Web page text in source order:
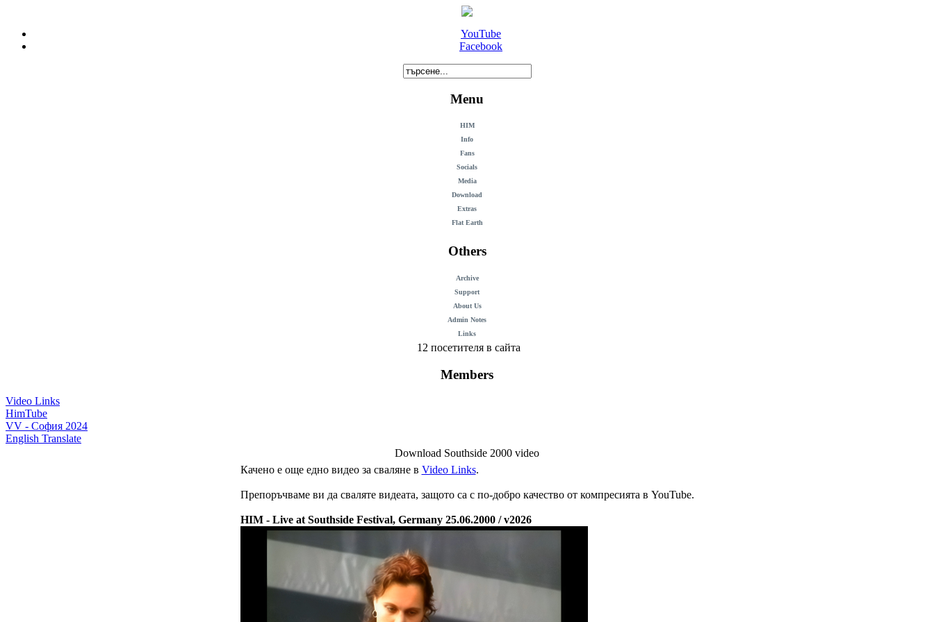
YouTube
Facebook
Menu
HIM
Info
Fans
Socials
Media
Download
Extras
Flat Earth
Others
Archive
Support
About Us
Admin Notes
Links
12 посетителя в сайта
Members
Video Links
HimTube
VV - София 2024
English Translate
Download Southside 2000 video
Качено е още едно видео за сваляне в Video Links.
Препоръчваме ви да сваляте видеата, защото са с по-добро качество от компресията в YouTube.
HIM - Live at Southside Festival, Germany 25.06.2000 / v2026